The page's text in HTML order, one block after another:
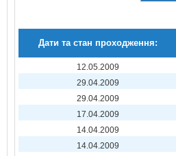
Дати та стан проходження:
12.05.2009
29.04.2009
29.04.2009
17.04.2009
14.04.2009
14.04.2009